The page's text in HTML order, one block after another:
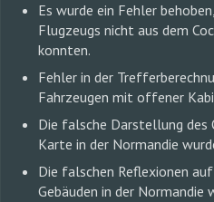
Es wurde ein Fehler
Flugzeugs nicht aus dem
konnten.
Fehler in der
Fahrzeugen mit offener
Die falsche Darstellung des
Karte in der Normandie
Die falschen Reflexionen
Gebäuden in der Normandie